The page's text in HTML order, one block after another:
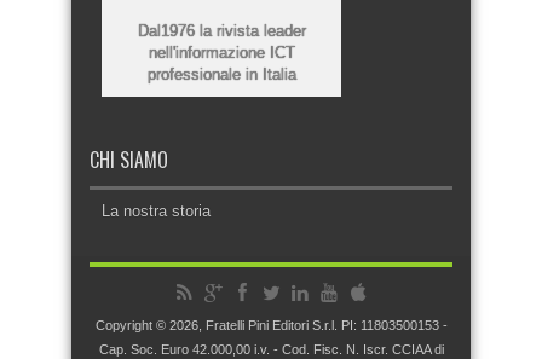
Dal1976 la rivista leader
nell'informazione ICT
professionale in Italia
CHI SIAMO
La nostra storia
Copyright © 2026, Fratelli Pini Editori S.r.l. PI: 11803500153 -
Cap. Soc. Euro 42.000,00 i.v. - Cod. Fisc. N. Iscr. CCIAA di